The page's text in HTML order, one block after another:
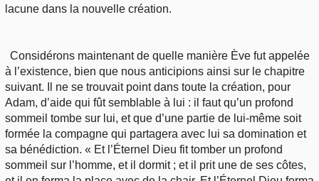
lacune dans la nouvelle création.
Considérons maintenant de quelle manière Ève fut appelée
à l’existence, bien que nous anticipions ainsi sur le chapitre
suivant. Il ne se trouvait point dans toute la création, pour
Adam, d’aide qui fût semblable à lui : il faut qu’un profond
sommeil tombe sur lui, et que d’une partie de lui-même soit
formée la compagne qui partagera avec lui sa domination et
sa bénédiction. « Et l’Éternel Dieu fit tomber un profond
sommeil sur l’homme, et il dormit ; et il prit une de ses côtes,